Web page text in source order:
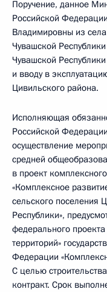
Поручение, данное
Российской
Владимировны из
Чувашской
Чувашской
и вводу в
Цивильского района.
Исполняющая
Российской
осуществление
средней
в проект
«Комплексное
сельского поселения
Республики»,
федерального
территорий»
Федерации
С целью
контракт. Срок